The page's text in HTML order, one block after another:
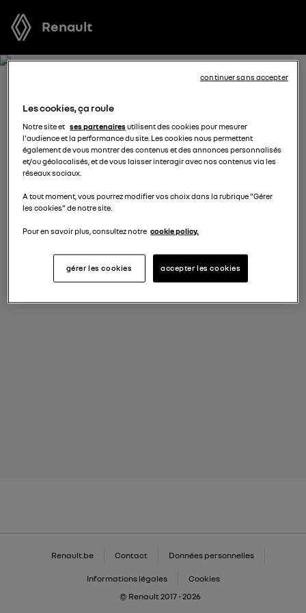
Renault
RECEVEZ GRATUITEMENT
VOTRE OFFRE POUR SYMBIOZ
FULL HYBRID E-TECH
proposer l’offre la plus avantageuse, des solutions de
conseiller dans votre projet d’achat.
complétez vos coordonnées
Renault.be Contact Données personnelles
Informations légales
Cookies
© Renault 2017 - 2026
Les cookies, ça roule
Notre site et ses partenairesutilisent des cookies pour mesurer
l'audience et la performance du site. Les cookies nous permettent
également de vous montrer des contenus et des annonces personnalisés
et/ou géolocalisés, et de vous laisser interagir avec nos contenus via les
réseaux sociaux.
A tout moment, vous pourrez modifier vos choix dans la rubrique "Gérer
les cookies" de notre site.
Pour en savoir plus, consultez notre cookie policy.
accepter les cookies
gérer les cookies
continuer sans accepter